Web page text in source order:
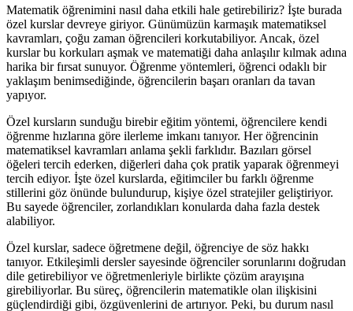
Matematik öğrenimini nasıl daha etkili hale getirebiliriz? İşte burada
özel kurslar devreye giriyor. Günümüzün karmaşık matematiksel
kavramları, çoğu zaman öğrencileri korkutabiliyor. Ancak, özel
kurslar bu korkuları aşmak ve matematiği daha anlaşılır kılmak adına
harika bir fırsat sunuyor. Öğrenme yöntemleri, öğrenci odaklı bir
yaklaşım benimsediğinde, öğrencilerin başarı oranları da tavan
yapıyor.
Özel kursların sunduğu birebir eğitim yöntemi, öğrencilere kendi
öğrenme hızlarına göre ilerleme imkanı tanıyor. Her öğrencinin
matematiksel kavramları anlama şekli farklıdır. Bazıları görsel
öğeleri tercih ederken, diğerleri daha çok pratik yaparak öğrenmeyi
tercih ediyor. İşte özel kurslarda, eğitimciler bu farklı öğrenme
stillerini göz önünde bulundurup, kişiye özel stratejiler geliştiriyor.
Bu sayede öğrenciler, zorlandıkları konularda daha fazla destek
alabiliyor.
Özel kurslar, sadece öğretmene değil, öğrenciye de söz hakkı
tanıyor. Etkileşimli dersler sayesinde öğrenciler sorunlarını doğrudan
dile getirebiliyor ve öğretmenleriyle birlikte çözüm arayışına
girebiliyorlar. Bu süreç, öğrencilerin matematikle olan ilişkisini
güçlendirdiği gibi, özgüvenlerini de artırıyor. Peki, bu durum nasıl